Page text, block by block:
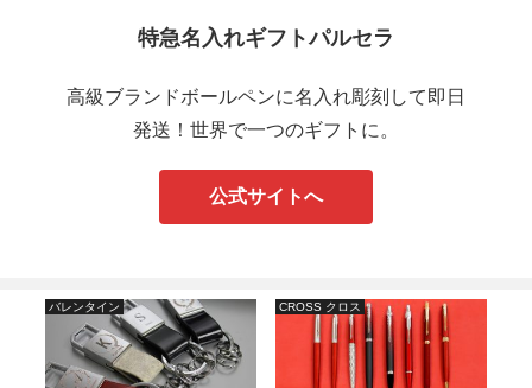
特急名入れギフトパルセラ
高級ブランドボールペンに名入れ彫刻して即日
発送！世界で一つのギフトに。
公式サイトへ
バレンタイン CROSS クロス